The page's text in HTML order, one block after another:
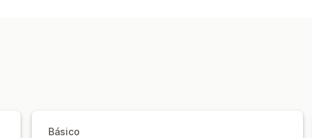
Básico